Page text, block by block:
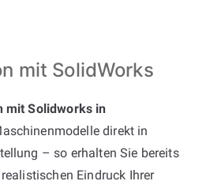
mit SolidWorks
mit Solidworks in
direkt in
– so erhalten Sie bereits
Eindruck Ihrer